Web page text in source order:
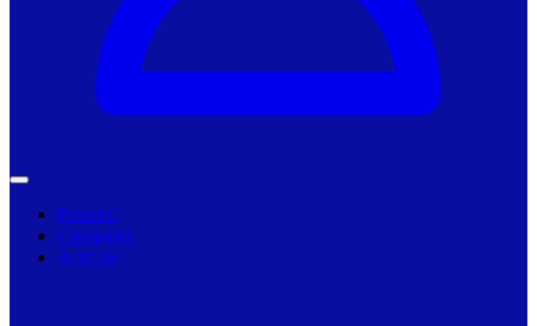
Primarii
Companii
Articole